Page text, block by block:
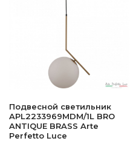
Подвесной светильник
APL2233969MDM/1L BRO
ANTIQUE BRASS Arte
Perfetto Luce